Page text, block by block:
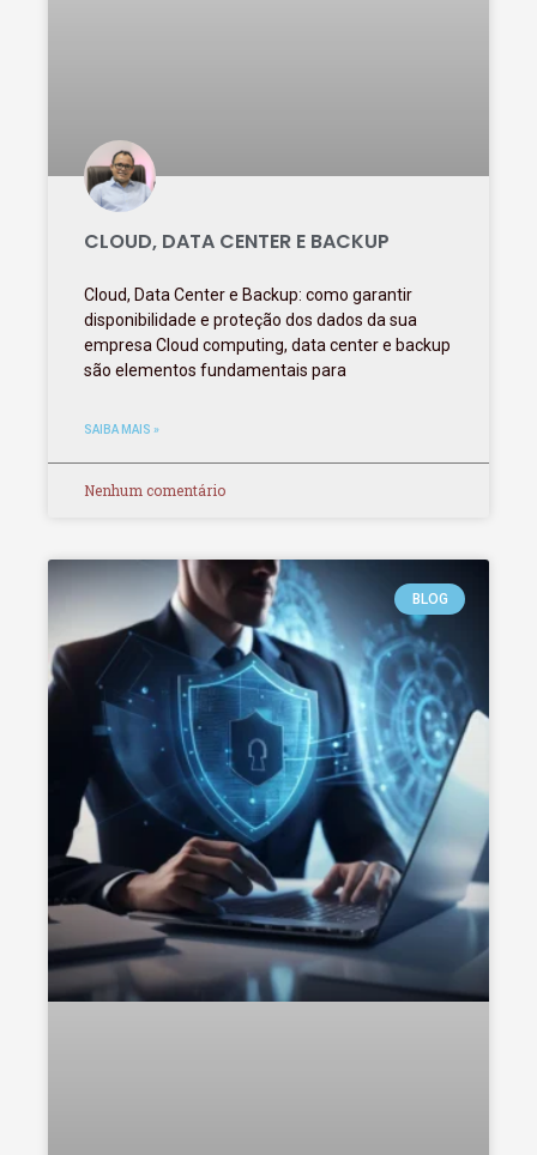
CLOUD, DATA CENTER E BACKUP
Cloud, Data Center e Backup: como garantir
disponibilidade e proteção dos dados da sua
empresa Cloud computing, data center e backup
são elementos fundamentais para
SAIBA MAIS »
Nenhum comentário
BLOG